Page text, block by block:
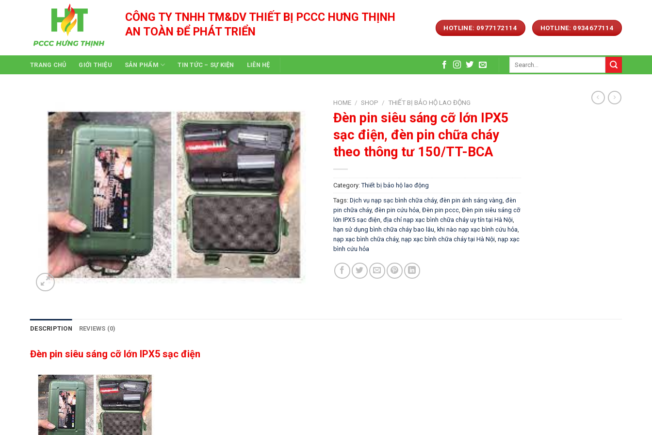
CÔNG TY TNHH TM&DV THIẾT BỊ PCCC HƯNG THỊNH
AN TOÀN ĐỂ PHÁT TRIỂN
HOTLINE: 0977172114 HOTLINE: 0934677114
TRANG CHỦ GIỚI THIỆU SẢN PHẨM TIN TỨC – SỰ KIỆN LIÊN HỆ
HOME / SHOP / THIẾT BỊ BẢO HỘ LAO ĐỘNG
Đèn pin siêu sáng cỡ lớn IPX5
sạc điện, đèn pin chữa cháy
theo thông tư 150/TT-BCA
Category: Thiết bị bảo hộ lao động
Tags: Dịch vụ nạp sạc bình chữa cháy, đèn pin ánh sáng vàng đèn
pin chữa cháy, đèn pin cứu hỏa Đèn pin pccc Đèn pin siêu sáng cỡ
lớn IPX5 sạc điện địa chỉ nạp xạc bình chữa cháy uy tín tại Hà Nội
hạn sử dụng bình chữa cháy bao lâu khi nào nạp xạc bình cứu hỏa
nạp xạc bình chữa cháy, nạp xạc bình chữa cháy tại Hà Nội nạp xạc
bình cứu hỏa
DESCRIPTION REVIEWS (0)
Đèn pin siêu sáng cỡ lớn IPX5 sạc điện